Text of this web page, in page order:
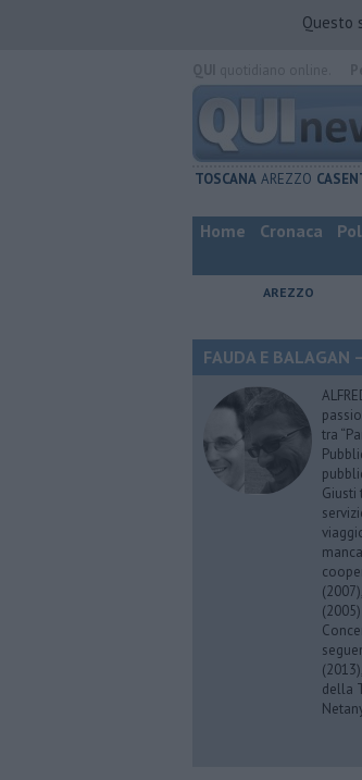
Questo
TOSCANA AREZZO
Home Cronaca
AREZZO
FAUDA E
tra
Giusti
della